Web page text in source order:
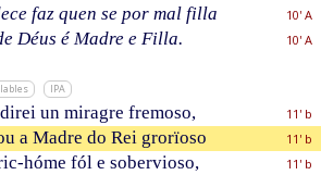
faz quen se por mal filla
10' A
Déus é Madre e Filla. 10' A
IPA
un miragre fremoso,
11' b
a Madre do Rei grorïoso
11' b
hóme fól e sobervioso,
11' b